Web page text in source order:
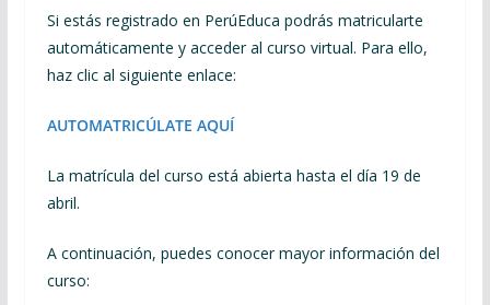
Si estás registrado en PerúEduca podrás matricularte
automáticamente y acceder al curso virtual. Para ello,
haz clic al siguiente enlace:
AUTOMATRICÚLATE AQUÍ
La matrícula del curso está abierta hasta el día 19 de
abril.
A continuación, puedes conocer mayor información del
curso: